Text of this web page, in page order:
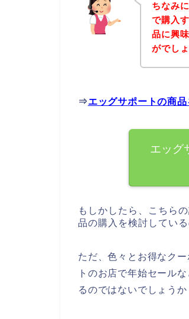
ちなみ
で購入
品に興
がでし
⇒エッグサポートの商
エッグ
もしかしたら、こちら
品の購入を検討してい
ただ、色々とお得なク
トのお店で年始セール
るのではないでしょうか